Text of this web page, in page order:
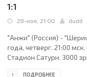
1:1
28-ноя, 21:00 dudd
"Анжи" (Россия) -
года, четверг. 21:00
Стадион Сатурн. 3000
ПОДРОБНЕЕ